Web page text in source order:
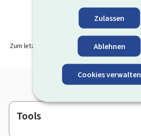
Zulassen
Ablehnen
Cookies verwalten
Zum letzten Mal aktualisiert am06.08.2024
Footer
Tools